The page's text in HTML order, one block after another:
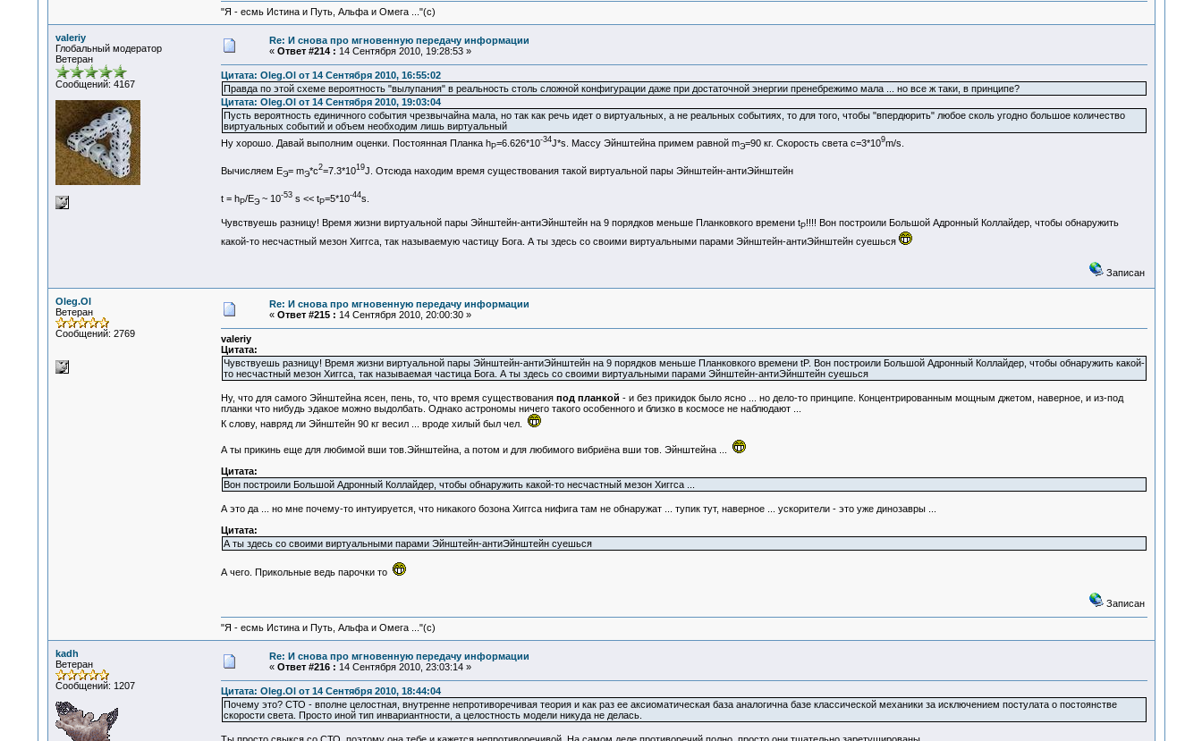
"Я - есмь Истина и Путь, Альфа и Омега ..."(с)
valeriy
Глобальный модератор
Ветеран
Сообщений: 4167
Re: И снова про мгновенную передачу информации
« Ответ #214 : 14 Сентября 2010, 19:28:53 »
Цитата: Oleg.Ol от 14 Сентября 2010, 16:55:02
Правда по этой схеме вероятность "вылупания" в реальность столь сложной конфигурации даже при достаточной энергии пренебрежимо мала ... но все ж таки, в принципе?
Цитата: Oleg.Ol от 14 Сентября 2010, 19:03:04
Пусть вероятность единичного события чрезвычайна мала, но так как речь идет о виртуальных, а не реальных событиях, то для того, чтобы "впердюрить" любое сколь угодно большое количество
виртуальных событий и объем необходим лишь виртуальный
Ну хорошо. Давай выполним оценки. Постоянная Планка hP=6.626*10-34J*s. Массу Эйнштейна примем равной mЭ=90 кг. Скорость света с=3*109m/s.
Вычисляем EЭ= mЭ*c2=7.3*1019J. Отсюда находим время существования такой виртуальной пары Эйнштейн-антиЭйнштейн
t = hP/EЭ~ 10-53s << tP=5*10-44s.
Чувствуешь разницу! Время жизни виртуальной пары Эйнштейн-антиЭйнштейн на 9 порядков меньше Планковкого времени tP!!!! Вон построили Большой Адронный Коллайдер, чтобы обнаружить
какой-то несчастный мезон Хиггса, так называемую частицу Бога. А ты здесь со своими виртуальными парами Эйнштейн-антиЭйнштейн суешься
Записан
Oleg.Ol
Ветеран
Сообщений: 2769
Re: И снова про мгновенную передачу информации
« Ответ #215 : 14 Сентября 2010, 20:00:30 »
valeriy
Цитата:
Чувствуешь разницу! Время жизни виртуальной пары Эйнштейн-антиЭйнштейн на 9 порядков меньше Планковкого времени tP. Вон построили Большой Адронный Коллайдер, чтобы обнаружить какой-
то несчастный мезон Хиггса, так называемая частица Бога. А ты здесь со своими виртуальными парами Эйнштейн-антиЭйнштейн суешься
Ну, что для самого Эйнштейна ясен, пень, то, что время существования под планкой - и без прикидок было ясно ... но дело-то принципе. Концентрированным мощным джетом, наверное, и из-под
планки что нибудь эдакое можно выдолбать. Однако астрономы ничего такого особенного и близко в космосе не наблюдают ...
К слову, навряд ли Эйнштейн 90 кг весил ... вроде хилый был чел.
А ты прикинь еще для любимой вши тов.Эйнштейна, а потом и для любимого вибриёна вши тов. Эйнштейна ...
Цитата:
Вон построили Большой Адронный Коллайдер, чтобы обнаружить какой-то несчастный мезон Хиггса ...
А это да ... но мне почему-то интуируется, что никакого бозона Хиггса нифига там не обнаружат ... тупик тут, наверное ... ускорители - это уже динозавры ...
Цитата:
А ты здесь со своими виртуальными парами Эйнштейн-антиЭйнштейн суешься
А чего. Прикольные ведь парочки то
Записан
"Я - есмь Истина и Путь, Альфа и Омега ..."(с)
kadh
Ветеран
Сообщений: 1207
Re: И снова про мгновенную передачу информации
« Ответ #216 : 14 Сентября 2010, 23:03:14 »
Цитата: Oleg.Ol от 14 Сентября 2010, 18:44:04
Почему это? СТО - вполне целостная, внутренне непротиворечивая теория и как раз ее аксиоматическая база аналогична базе классической механики за исключением постулата о постоянстве
скорости света. Просто иной тип инвариантности, а целостность модели никуда не делась.